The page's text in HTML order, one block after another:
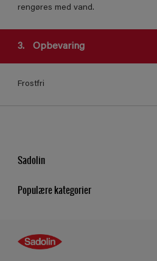
rengøres med vand.
3. Opbevaring
Frostfri
Sadolin
Populære kategorier
Farver